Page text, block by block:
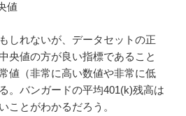
値
しれないが、データセットの正
央値の方が良い指標であること
値（非常に高い数値や非常に低
。バンガードの平均401(k)残高は
ことがわかるだろう。